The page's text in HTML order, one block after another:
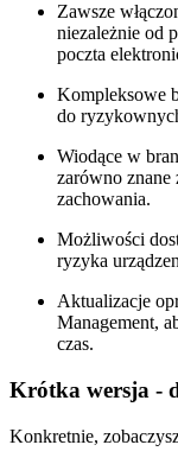
Zawsze
niezależnie od
poczta
Kompleksowe
do
Wiodące w
zarówno znane
zachowania.
Możliwości
ryzyka
Aktualizacje
Management,
czas.
Krótka wersja -
Konkretnie,